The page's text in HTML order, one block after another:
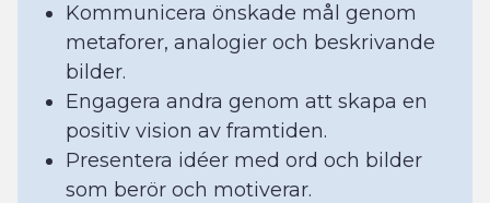
Kommunicera önskade mål genom
metaforer, analogier och beskrivande
bilder.
Engagera andra genom att skapa en
positiv vision av framtiden.
Presentera idéer med ord och bilder
som berör och motiverar.